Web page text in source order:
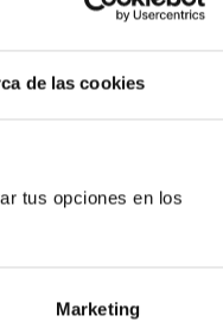
de las cookies
tus opciones en los
Marketing